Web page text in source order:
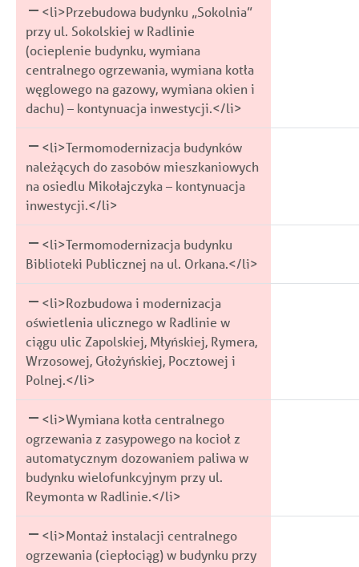
<li>Przebudowa budynku „Sokolnia”
przy ul. Sokolskiej w Radlinie
(ocieplenie budynku, wymiana
centralnego ogrzewania, wymiana kotła
węglowego na gazowy, wymiana okien i
dachu) – kontynuacja inwestycji.</li>
<li>Termomodernizacja budynków
należących do zasobów mieszkaniowych
na osiedlu Mikołajczyka – kontynuacja
inwestycji.</li>
<li>Termomodernizacja budynku
Biblioteki Publicznej na ul. Orkana.</li>
<li>Rozbudowa i modernizacja
oświetlenia ulicznego w Radlinie w
ciągu ulic Zapolskiej, Młyńskiej, Rymera,
Wrzosowej, Głożyńskiej, Pocztowej i
Polnej.</li>
<li>Wymiana kotła centralnego
ogrzewania z zasypowego na kocioł z
automatycznym dozowaniem paliwa w
budynku wielofunkcyjnym przy ul.
Reymonta w Radlinie.</li>
<li>Montaż instalacji centralnego
ogrzewania (ciepłociąg) w budynku przy